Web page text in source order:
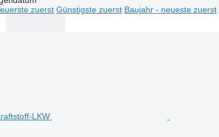
zuerst Günstigste zuerst Baujahr - neueste zuerst